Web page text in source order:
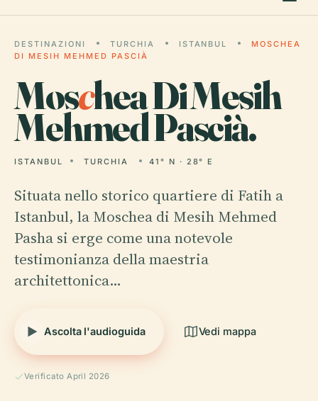
DESTINAZIONI TURCHIA ISTANBUL
MOSCHEA
DI MESIH MEHMED PASCIÀ
Moschea Di Mesih
Mehmed Pascià.
ISTANBUL TURCHIA 41° N · 28° E
Situata nello storico quartiere di Fatih a
Istanbul, la Moschea di Mesih Mehmed
Pasha si erge come una notevole
testimonianza della maestria
architettonica…
Ascolta l'audioguida Vedi mappa
Verificato April 2026